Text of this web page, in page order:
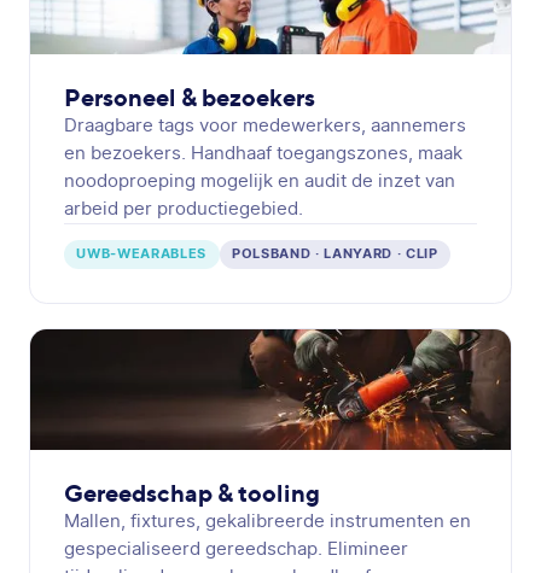
Personeel & bezoekers
Draagbare tags voor medewerkers, aannemers
en bezoekers. Handhaaf toegangszones, maak
noodoproeping mogelijk en audit de inzet van
arbeid per productiegebied.
UWB-WEARABLES POLSBAND · LANYARD · CLIP
Gereedschap & tooling
Mallen, fixtures, gekalibreerde instrumenten en
gespecialiseerd gereedschap. Elimineer